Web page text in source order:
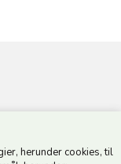
herunder cookies, til